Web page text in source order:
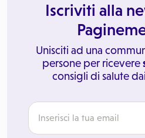
Iscriviti alla
Unisciti ad una
persone per ricevere
consigli di salute